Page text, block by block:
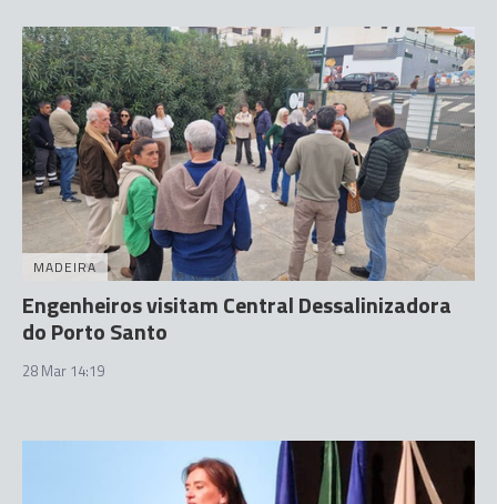
MADEIRA
Engenheiros visitam Central Dessalinizadora
do Porto Santo
28 Mar 14:19